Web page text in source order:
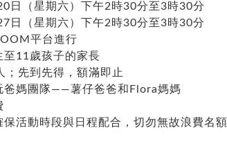
日（星期六）下午2時30分⾄3時30分
日（星期六）下午2時30分⾄3時30分
平台進行
至11歲孩子的家長
；先到先得，額滿即止
爸媽團隊——薯仔爸爸和Flora媽媽
保活動時段與日程配合，切勿無故浪費名額